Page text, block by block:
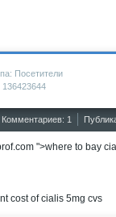
Посетители
136423644
Комментариев: 1
">where to bay
cost of cialis 5mg cvs